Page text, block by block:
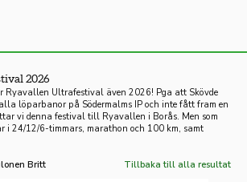
2026
Ryavallen Ultrafestival även 2026! Pga att Skövde
löparbanor på Södermalms IP och inte fått fram en
vi denna festival till Ryavallen i Borås. Men som
24/12/6-timmars, marathon och 100 km, samt
Britt Tillbaka till alla resultat